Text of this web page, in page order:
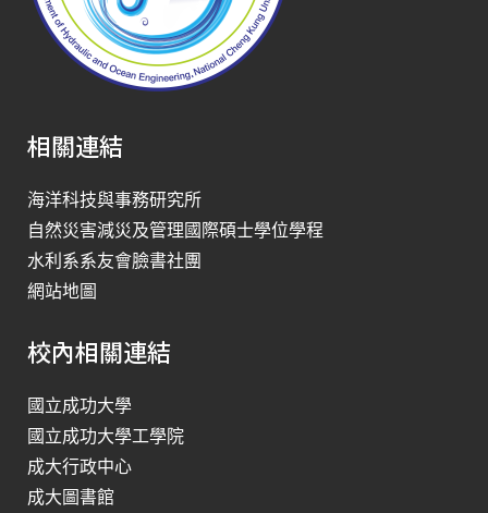
相關連結
海洋科技與事務研究所
自然災害減災及管理國際碩士學位學程
水利系系友會臉書社團
網站地圖
校內相關連結
國立成功大學
國立成功大學工學院
成大行政中心
成大圖書館